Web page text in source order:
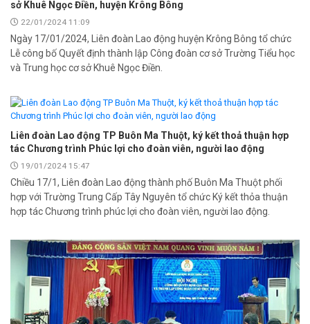
sở Khuê Ngọc Điền, huyện Krông Bông
22/01/2024 11:09
Ngày 17/01/2024, Liên đoàn Lao động huyện Krông Bông tổ chức
Lễ công bố Quyết định thành lập Công đoàn cơ sở Trường Tiểu học
và Trung học cơ sở Khuê Ngọc Điền.
Liên đoàn Lao động TP Buôn Ma Thuột, ký kết thoả thuận hợp
tác Chương trình Phúc lợi cho đoàn viên, người lao động
19/01/2024 15:47
Chiều 17/1, Liên đoàn Lao động thành phố Buôn Ma Thuột phối
hợp với Trường Trung Cấp Tây Nguyên tổ chức Ký kết thỏa thuận
hợp tác Chương trình phúc lợi cho đoàn viên, người lao động.